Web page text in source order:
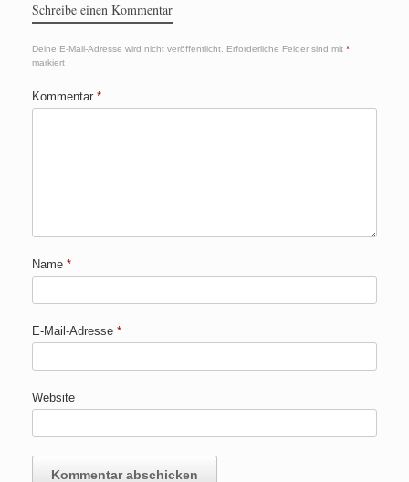
Schreibe einen Kommentar
Deine E-Mail-Adresse wird nicht veröffentlicht. Erforderliche Felder sind mit *
markiert
Kommentar *
Name *
E-Mail-Adresse *
Website